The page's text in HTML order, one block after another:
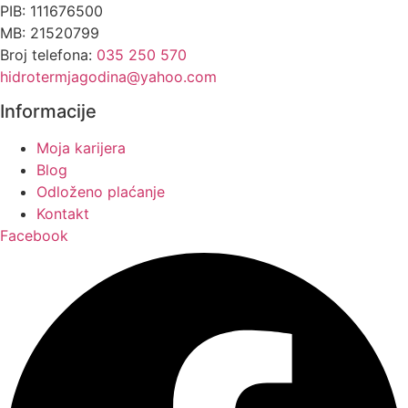
PIB: 111676500
MB: 21520799
Broj telefona: 035 250 570
hidrotermjagodina@yahoo.com
Informacije
Moja karijera
Blog
Odloženo plaćanje
Kontakt
Facebook